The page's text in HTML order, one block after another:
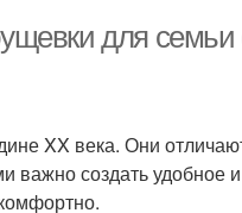
для
XX века. Они
важно создать удобное